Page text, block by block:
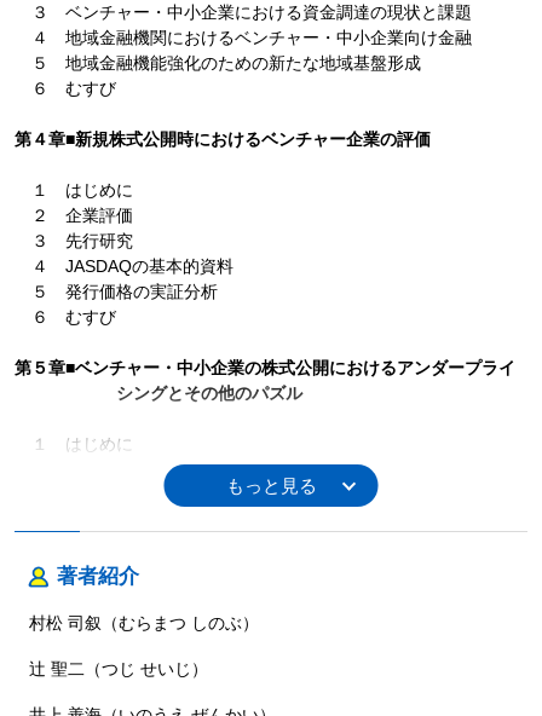
３ ベンチャー・中小企業における資金調達の現状と課題
４ 地域金融機関におけるベンチャー・中小企業向け金融
５ 地域金融機能強化のための新たな地域基盤形成
６ むすび
第４章■新規株式公開時におけるベンチャー企業の評価
１ はじめに
２ 企業評価
３ 先行研究
４ JASDAQの基本的資料
５ 発行価格の実証分析
６ むすび
第５章■ベンチャー・中小企業の株式公開におけるアンダープライ
シングとその他のパズル
１ はじめに
２ アンダープライシングに関する情報非対称性理論的解釈と限
５ むすび
第６章■資金調達源泉としてのベンチャーキャピタル
１ はじめに
著者紹介
村松 司叙（むらまつ しのぶ）
辻 聖二（つじ せいじ）